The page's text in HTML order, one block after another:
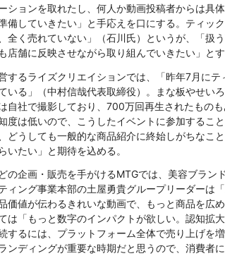
ションを取れたし、何人か動画投稿者からは具
備していきたい」と手応えを口にする。ティッ
全く売れていない」（石川氏）というが、「扱
店舗に反映させながら取り組んでいきたい」とす
するライズクリエイションでは、「昨年7月にテ
いる」（中村信哉代表取締役）。まな板やせい
自社で撮影しており、700万回再生されたもの
度は低いので、こうしたイベントに参加するこ
どうしても一般的な商品紹介に終始しがちなこ
いたい」と期待を込める。
企画・販売を手がけるMTGでは、美容ブラン
ィング事業本部の土屋勇貴グループリーダーは
価値が伝わるきれいな動画で、もっと商品を広
は「もっと数字のインパクトが欲しい。認知拡
するには、プラットフォーム全体で売り上げを
ンディングが重要な時期だと思うので、消費者